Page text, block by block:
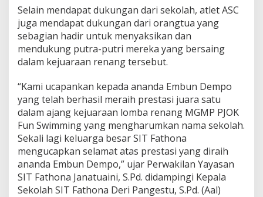
Selain mendapat dukungan dari sekolah, atlet ASC
juga mendapat dukungan dari orangtua yang
sebagian hadir untuk menyaksikan dan
mendukung putra-putri mereka yang bersaing
dalam kejuaraan renang tersebut.
“Kami ucapankan kepada ananda Embun Dempo
yang telah berhasil meraih prestasi juara satu
dalam ajang kejuaraan lomba renang MGMP PJOK
Fun Swimming yang mengharumkan nama sekolah.
Sekali lagi keluarga besar SIT Fathona
mengucapkan selamat atas prestasi yang diraih
ananda Embun Dempo,” ujar Perwakilan Yayasan
SIT Fathona Janatuaini, S.Pd. didampingi Kepala
Sekolah SIT Fathona Deri Pangestu, S.Pd. (Aal)